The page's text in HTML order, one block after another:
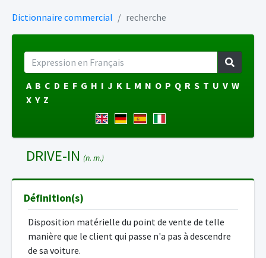
Dictionnaire commercial recherche
A B C D E F G H I J K L M N O P Q R S T U V W
X Y Z
DRIVE-IN (n. m.)
Définition(s)
Disposition matérielle du point de vente de telle
manière que le client qui passe n'a pas à descendre
de sa voiture.